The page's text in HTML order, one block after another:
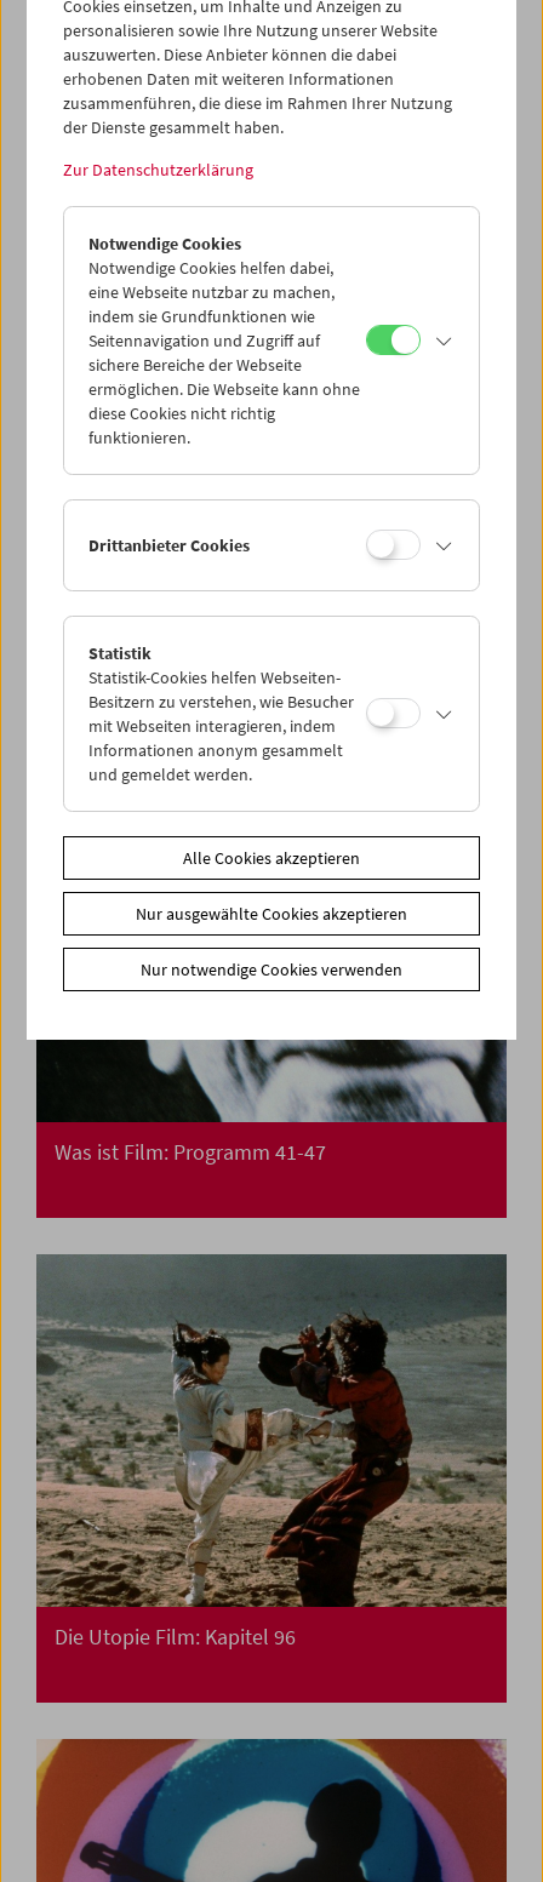
Kino-Atlas 4: München-Schwabing
Premiere: Film | Notfilm
Samuel Beckett, Buster Keaton, Ross Lipman
Was ist Film: Programm 41-47
Die Utopie Film: Kapitel 96
Cookies einsetzen, um Inhalte und Anzeigen zu
personalisieren sowie Ihre Nutzung unserer Website
auszuwerten. Diese Anbieter können die dabei
erhobenen Daten mit weiteren Informationen
zusammenführen, die diese im Rahmen Ihrer Nutzung
der Dienste gesammelt haben.
Zur Datenschutzerklärung
Notwendige Cookies
Notwendige Cookies helfen dabei,
eine Webseite nutzbar zu machen,
indem sie Grundfunktionen wie
Seitennavigation und Zugriff auf
sichere Bereiche der Webseite
ermöglichen. Die Webseite kann ohne
diese Cookies nicht richtig
funktionieren.
Drittanbieter Cookies
Statistik
Statistik-Cookies helfen Webseiten-
Besitzern zu verstehen, wie Besucher
mit Webseiten interagieren, indem
Informationen anonym gesammelt
und gemeldet werden.
Alle Cookies akzeptieren
Nur ausgewählte Cookies akzeptieren
Nur notwendige Cookies verwenden